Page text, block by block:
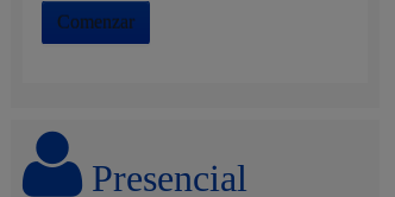
Comenzar
Presencial